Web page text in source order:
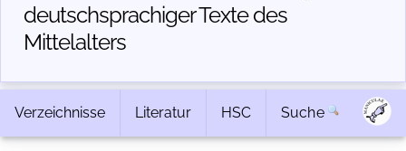
deutschsprachiger Texte des
Mittelalters
Verzeichnisse Literatur HSC Suche